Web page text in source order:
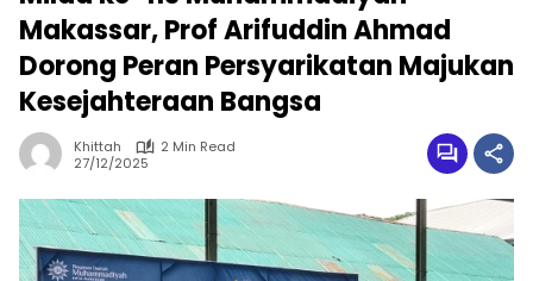
Makassar, Prof Arifuddin Ahmad
Dorong Peran Persyarikatan Majukan
Kesejahteraan Bangsa
Khittah
2 Min Read
27/12/2025